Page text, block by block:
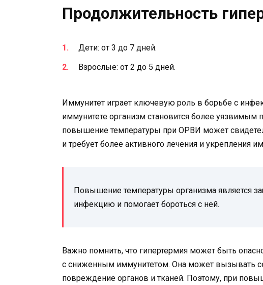
Продолжительность
Дети: от 3 до 7 дней.
Взрослые: от 2 до 5 дней.
Иммунитет играет ключевую роль в борьбе с
иммунитете организм становится более
повышение температуры при ОРВИ может
и требует более активного лечения и укрепления
Повышение температуры организма является
инфекцию и помогает бороться с ней.
Важно помнить, что гипертермия может быть
с сниженным иммунитетом. Она может вызывать
повреждение органов и тканей. Поэтому, при